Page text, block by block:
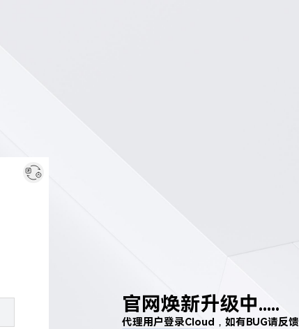
官网焕新升级中.....
代理用户登录Cloud，如有BUG请反馈